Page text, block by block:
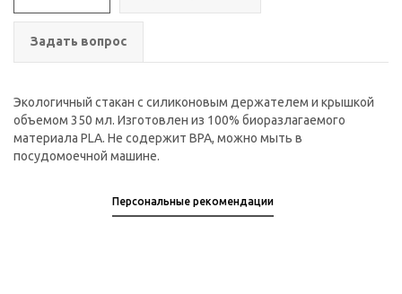
Задать вопрос
Экологичный стакан с силиконовым держателем и крышкой
объемом 350 мл. Изготовлен из 100% биоразлагаемого
материала PLA. Не содержит BPA, можно мыть в
посудомоечной машине.
Персональные рекомендации